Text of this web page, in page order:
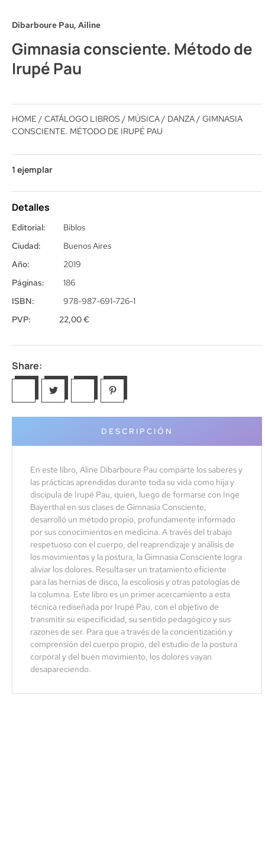
Dibarboure Pau, Ailine
Gimnasia consciente. Método de
Irupé Pau
HOME / CATÁLOGO LIBROS / MÚSICA/ DANZA/ GIMNASIA
CONSCIENTE. MÉTODO DE IRUPÉ PAU
1 ejemplar
Detalles
Editorial:
Ciudad:
Año:
Páginas:
ISBN:
Biblos
Buenos Aires
2019
186
978-987-691-726-1
PVP:
22,00€
Share:
DESCRIPCIÓN
En este libro, Aline Dibarboure Pau comparte los saberes y
las prácticas aprendidas durante toda su vida como hija y
discípula de Irupé Pau, quien, luego de formarse con Inge
Bayerthal en sus clases de Gimnasia Consciente,
desarrolló un método propio, profundamente informado
por sus conocimientos en medicina. A través del trabajo
respetuoso con el cuerpo, del reaprendizaje y análisis de
los movimientos y la postura, la Gimnasia Consciente logra
aliviar los dolores. Resulta ser un tratamiento eficiente
para las hernias de disco, la escoliosis y otras patologías de
la columna. Este libro es un primer acercamiento a esta
técnica rediseñada por Irupé Pau, con el objetivo de
transmitir su especificidad, su sentido pedagógico y sus
razones de ser. Para que a través de la concientización y
comprensión del cuerpo propio, del estudio de la postura
corporal y del buen movimiento, los dolores vayan
desapareciendo.